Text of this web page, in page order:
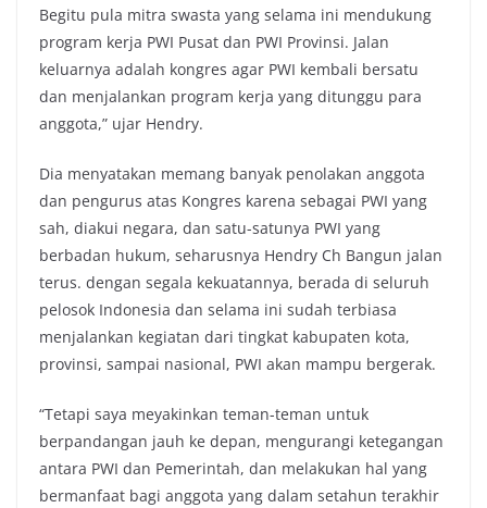
Begitu pula mitra swasta yang selama ini mendukung
program kerja PWI Pusat dan PWI Provinsi. Jalan
keluarnya adalah kongres agar PWI kembali bersatu
dan menjalankan program kerja yang ditunggu para
anggota,” ujar Hendry.
Dia menyatakan memang banyak penolakan anggota
dan pengurus atas Kongres karena sebagai PWI yang
sah, diakui negara, dan satu-satunya PWI yang
berbadan hukum, seharusnya Hendry Ch Bangun jalan
terus. dengan segala kekuatannya, berada di seluruh
pelosok Indonesia dan selama ini sudah terbiasa
menjalankan kegiatan dari tingkat kabupaten kota,
provinsi, sampai nasional, PWI akan mampu bergerak.
“Tetapi saya meyakinkan teman-teman untuk
berpandangan jauh ke depan, mengurangi ketegangan
antara PWI dan Pemerintah, dan melakukan hal yang
bermanfaat bagi anggota yang dalam setahun terakhir